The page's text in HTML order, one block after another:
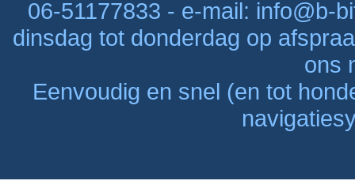
06-51177833 - e-mail: info@b-
dinsdag tot donderdag op
ons
Eenvoudig en snel (en tot